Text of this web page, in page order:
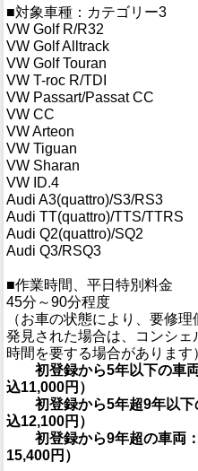
■対象車種：カテゴリー3
VW Golf R/R32
VW Golf Alltrack
VW Golf Touran
VW T-roc R/TDI
VW Passart/Passat CC
VW CC
VW Arteon
VW Tiguan
VW Sharan
VW ID.4
Audi A3(quattro)/S3/RS3
Audi TT(quattro)/TTS/TTRS
Audi Q2(quattro)/SQ2
Audi Q3/RSQ3
■作業時間、平日特別料金
45分～90分程度
（お車の状態により、要修
発見された場合は、コンシ
時間を要する場合があります
初登録から5年以下の
込11,000円）
初登録から5年超9年以下
込12,100円）
初登録から9年超の車
15,400円）